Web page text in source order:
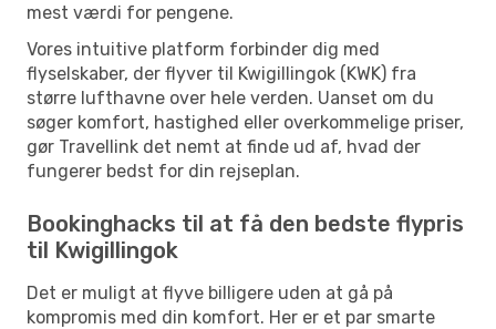
mest værdi for pengene.
Vores intuitive platform forbinder dig med
flyselskaber, der flyver til Kwigillingok (KWK) fra
større lufthavne over hele verden. Uanset om du
søger komfort, hastighed eller overkommelige priser,
gør Travellink det nemt at finde ud af, hvad der
fungerer bedst for din rejseplan.
Bookinghacks til at få den bedste flypris
til Kwigillingok
Det er muligt at flyve billigere uden at gå på
kompromis med din komfort. Her er et par smarte